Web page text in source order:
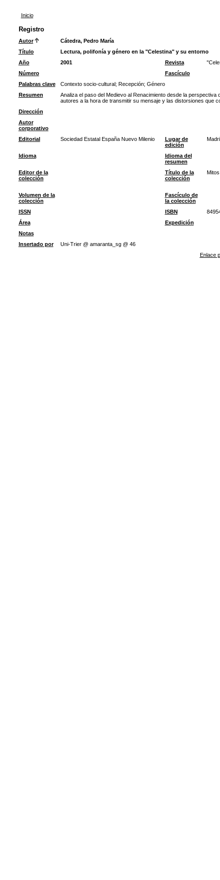
Inicio
Registro
Autor
Cátedra, Pedro María
Título
Lectura, polifonía y género en la "Celestina" y su entorno
Año
2001 Revista
Número
Fascículo
Palabras clave
Contexto socio-cultural; Recepción; Género
Resumen
Analiza el paso del Medievo al Renacimiento desde la
autores a la hora de transmitir su mensaje y las distorsiones que
Dirección
Autor
corporativo
Editorial
Sociedad Estatal España Nuevo Milenio
Lugar de
edición
Idioma
Idioma del
resumen
Editor de la
colección
Título de la
colección
Volumen de la
colección
Fascículo de
la colección
ISSN
ISBN
Área
Expedición
Notas
Insertado por
Uni-Trier @ amaranta_sg @ 46
Enlace